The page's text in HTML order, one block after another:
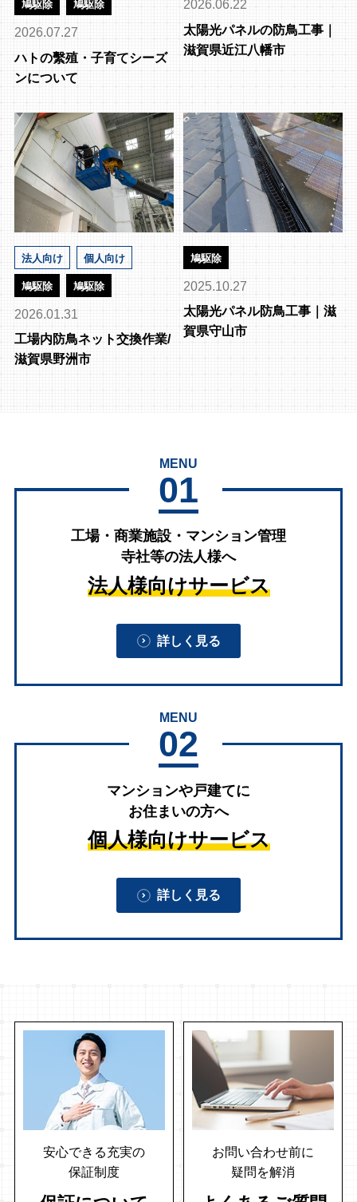
鳩駆除 鳩駆除
2026.07.27
ハトの繫殖・子育てシーズ
ンについて
2026.06.22
太陽光パネルの防鳥工事｜
滋賀県近江八幡市
法人向け 個人向け
鳩駆除 鳩駆除
2026.01.31
工場内防鳥ネット交換作業/
滋賀県野洲市
鳩駆除
2025.10.27
太陽光パネル防鳥工事｜滋
賀県守山市
MENU
01
工場・商業施設・マンション管理
寺社等の法人様へ
法人様向けサービス
詳しく見る
MENU
02
マンションや戸建てに
お住まいの方へ
個人様向けサービス
詳しく見る
安心できる充実の
保証制度
お問い合わせ前に
疑問を解消